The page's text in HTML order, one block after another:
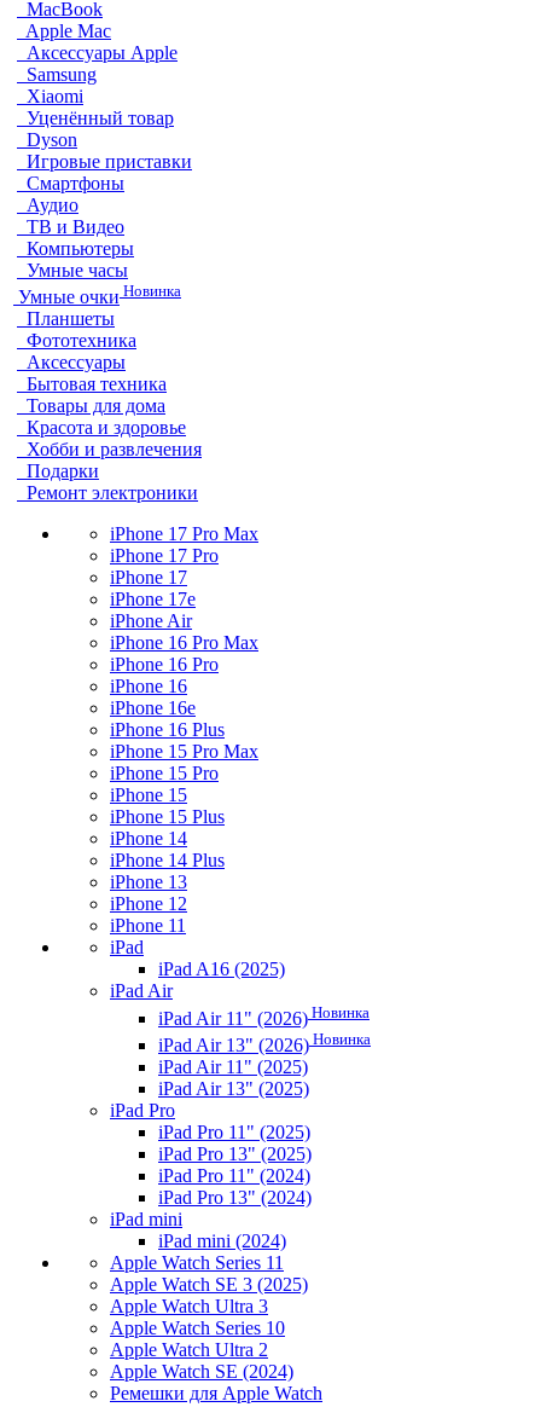
MacBook
Apple Mac
Аксессуары Apple
Samsung
Xiaomi
Уценённый товар
Dyson
Игровые приставки
Смартфоны
Аудио
ТВ и Видео
Компьютеры
Умные часы
Умные очки Новинка
Планшеты
Фототехника
Аксессуары
Бытовая техника
Товары для дома
Красота и здоровье
Хобби и развлечения
Подарки
Ремонт электроники
iPhone 17 Pro Max
iPhone 17 Pro
iPhone 17
iPhone 17e
iPhone Air
iPhone 16 Pro Max
iPhone 16 Pro
iPhone 16
iPhone 16e
iPhone 16 Plus
iPhone 15 Pro Max
iPhone 15 Pro
iPhone 15
iPhone 15 Plus
iPhone 14
iPhone 14 Plus
iPhone 13
iPhone 12
iPhone 11
iPad
iPad A16 (2025)
iPad Air
iPad Air 11" (2026) Новинка
iPad Air 13" (2026) Новинка
iPad Air 11" (2025)
iPad Air 13" (2025)
iPad Pro
iPad Pro 11" (2025)
iPad Pro 13" (2025)
iPad Pro 11" (2024)
iPad Pro 13" (2024)
iPad mini
iPad mini (2024)
Apple Watch Series 11
Apple Watch SE 3 (2025)
Apple Watch Ultra 3
Apple Watch Series 10
Apple Watch Ultra 2
Apple Watch SE (2024)
Ремешки для Apple Watch